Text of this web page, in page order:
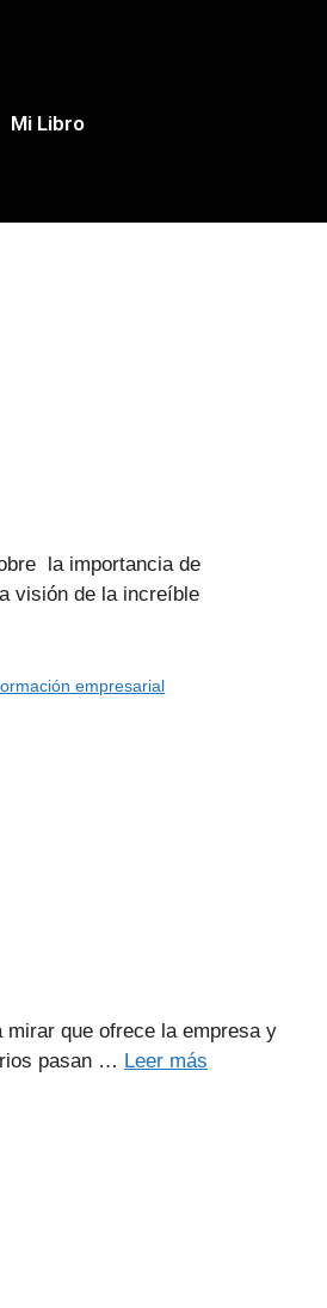
Mi Libro
la importancia de
visión de la increíble
empresarial
que ofrece la empresa y
pasan … Leer más